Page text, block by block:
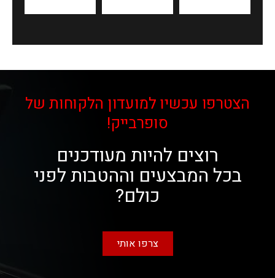
הצטרפו עכשיו למועדון הלקוחות של
סופרבייק!
רוצים להיות מעודכנים
בכל המבצעים וההטבות לפני
כולם?
צרפו אותי